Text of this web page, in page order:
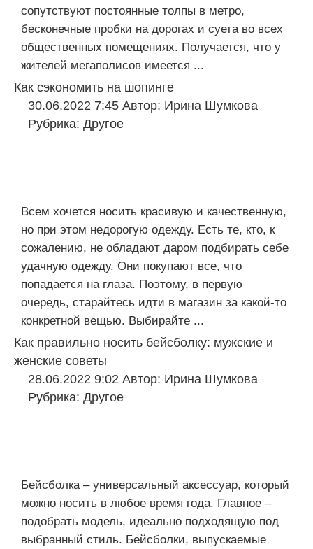
сопутствуют постоянные толпы в метро,
бесконечные пробки на дорогах и суета во всех
общественных помещениях. Получается, что у
жителей мегаполисов имеется ...
Как сэкономить на шопинге
30.06.2022 7:45 Автор: Ирина Шумкова
Рубрика: Другое
Всем хочется носить красивую и качественную,
но при этом недорогую одежду. Есть те, кто, к
сожалению, не обладают даром подбирать себе
удачную одежду. Они покупают все, что
попадается на глаза. Поэтому, в первую
очередь, старайтесь идти в магазин за какой-то
конкретной вещью. Выбирайте ...
Как правильно носить бейсболку: мужские и
женские советы
28.06.2022 9:02 Автор: Ирина Шумкова
Рубрика: Другое
Бейсболка – универсальный аксессуар, который
можно носить в любое время года. Главное –
подобрать модель, идеально подходящую под
выбранный стиль. Бейсболки, выпускаемые